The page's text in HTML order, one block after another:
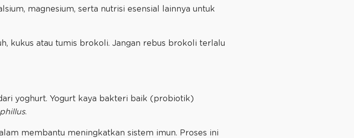
magnesium, serta nutrisi esensial lainnya untuk
kukus atau tumis brokoli. Jangan rebus brokoli terlalu
yoghurt. Yogurt kaya bakteri baik (probiotik)
.
membantu meningkatkan sistem imun. Proses ini